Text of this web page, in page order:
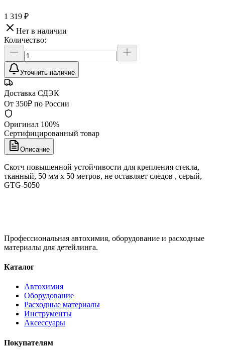
1 319 ₽
Нет в наличии
Количество:
Уточнить наличие
Доставка СДЭК
От 350₽ по России
Оригинал 100%
Сертифицированный товар
Описание
Скотч повышенной устойчивости для крепления стекла,
тканный, 50 мм х 50 метров, не оставляет следов , серый,
GTG-5050
Профессиональная автохимия, оборудование и расходные
материалы для детейлинга.
Каталог
Автохимия
Оборудование
Расходные материалы
Инструменты
Аксессуары
Покупателям